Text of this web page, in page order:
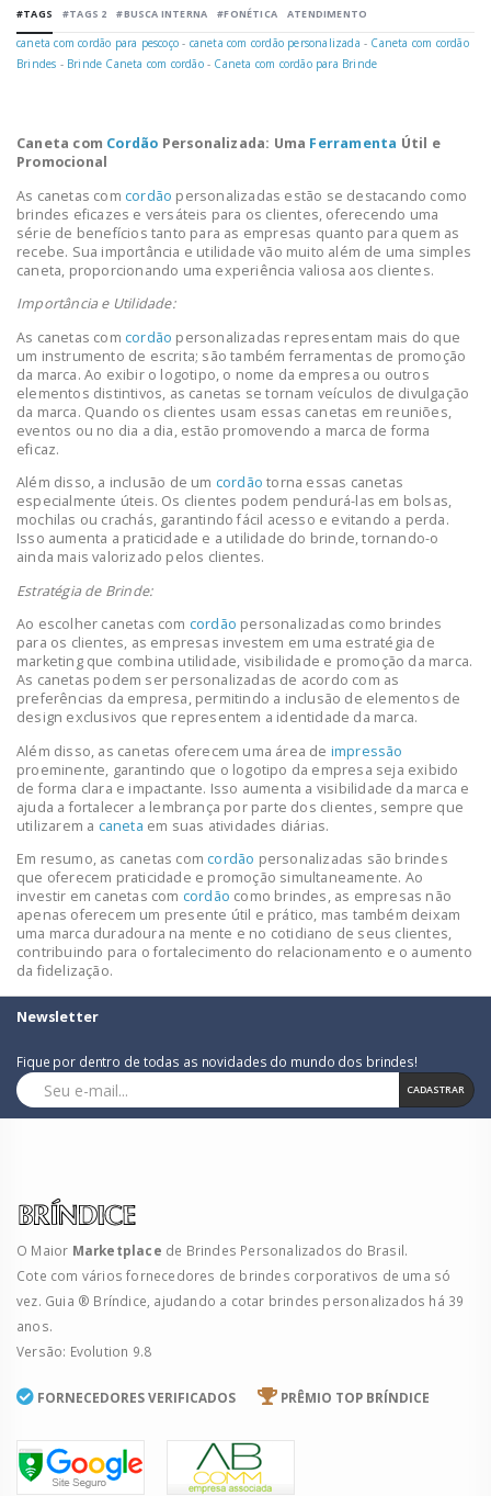
#TAGS #TAGS 2 #BUSCA INTERNA #FONÉTICA ATENDIMENTO
caneta com cordão para pescoço - caneta com cordão personalizada - Caneta com cordão
Brindes - Brinde Caneta com cordão- Caneta com cordão para Brinde
Caneta com Cordão Personalizada: Uma Ferramenta Útil e
Promocional
As canetas com cordão personalizadas estão se destacando como
brindes eficazes e versáteis para os clientes, oferecendo uma
série de benefícios tanto para as empresas quanto para quem as
recebe. Sua importância e utilidade vão muito além de uma simples
caneta, proporcionando uma experiência valiosa aos clientes.
Importância e Utilidade:
As canetas com cordão personalizadas representam mais do que
um instrumento de escrita; são também ferramentas de promoção
da marca. Ao exibir o logotipo, o nome da empresa ou outros
elementos distintivos, as canetas se tornam veículos de divulgação
da marca. Quando os clientes usam essas canetas em reuniões,
eventos ou no dia a dia, estão promovendo a marca de forma
eficaz.
Além disso, a inclusão de um cordãotorna essas canetas
especialmente úteis. Os clientes podem pendurá-las em bolsas,
mochilas ou crachás, garantindo fácil acesso e evitando a perda.
Isso aumenta a praticidade e a utilidade do brinde, tornando-o
ainda mais valorizado pelos clientes.
Estratégia de Brinde:
Ao escolher canetas com cordão personalizadas como brindes
para os clientes, as empresas investem em uma estratégia de
marketing que combina utilidade, visibilidade e promoção da marca.
As canetas podem ser personalizadas de acordo com as
preferências da empresa, permitindo a inclusão de elementos de
design exclusivos que representem a identidade da marca.
Além disso, as canetas oferecem uma área de impressão
proeminente, garantindo que o logotipo da empresa seja exibido
de forma clara e impactante. Isso aumenta a visibilidade da marca e
ajuda a fortalecer a lembrança por parte dos clientes, sempre que
utilizarem a caneta em suas atividades diárias.
Em resumo, as canetas com cordão personalizadas são brindes
que oferecem praticidade e promoção simultaneamente. Ao
investir em canetas com cordão como brindes, as empresas não
apenas oferecem um presente útil e prático, mas também deixam
uma marca duradoura na mente e no cotidiano de seus clientes,
contribuindo para o fortalecimento do relacionamento e o aumento
da fidelização.
Newsletter
Fique por dentro de todas as novidades do mundo dos brindes!
CADASTRAR
O Maior Marketplace de Brindes Personalizados do Brasil.
Cote com vários fornecedores de brindes corporativos de uma só
vez. Guia ® Bríndice, ajudando a cotar brindes personalizados há 39
anos.
Versão: Evolution 9.8
FORNECEDORES VERIFICADOS PRÊMIO TOP BRÍNDICE